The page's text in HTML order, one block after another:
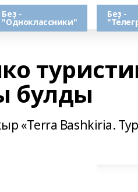
Беҙ -
"Одноклассники"
Беҙ -
булды
«Terra Bashkiria.